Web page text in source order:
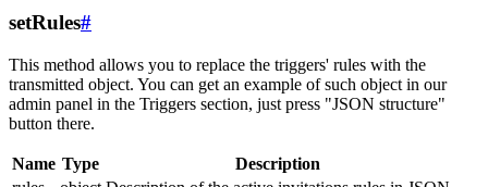
setRules#
This method allows you to replace the triggers' rules with the
transmitted object. You can get an example of such object in our
admin panel in the Triggers section, just press "JSON structure"
button there.
Name Type
Description